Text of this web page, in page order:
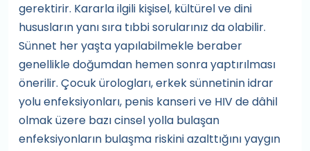
gerektirir. Kararla ilgili kişisel, kültürel ve dini
hususların yanı sıra tıbbi sorularınız da olabilir.
Sünnet her yaşta yapılabilmekle beraber
genellikle doğumdan hemen sonra yaptırılması
önerilir. Çocuk ürologları, erkek sünnetinin idrar
yolu enfeksiyonları, penis kanseri ve HIV de dâhil
olmak üzere bazı cinsel yolla bulaşan
enfeksiyonların bulaşma riskini azalttığını yaygın